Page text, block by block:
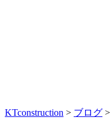
KTconstruction > ブログ >